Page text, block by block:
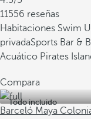
11556 reseñas
Habitaciones Swim
privadaSports Bar &
Acuático Pirates
Compara
Todo incluido
Barceló Maya